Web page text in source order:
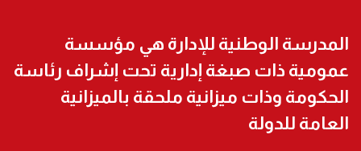
المدرسة الوطنية للإدارة هي مؤسسة
عمومية ذات صبغة إدارية تحت إشراف رئاسة
الحكومة وذات ميزانية ملحقة بالميزانية
العامة للدولة